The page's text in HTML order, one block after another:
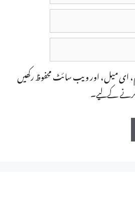
ای میل، اور ویب سائٹ محفوظ رکھیں
کرنے کےلیے۔